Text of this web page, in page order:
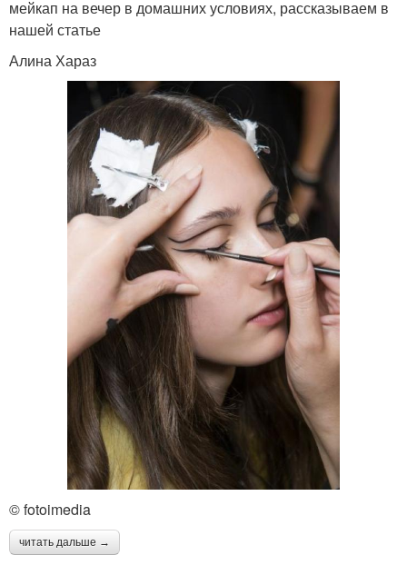
мейкап на вечер в домашних условиях, рассказываем в
нашей статье
Алина Хараз
© fotoimedia
читать дальше →